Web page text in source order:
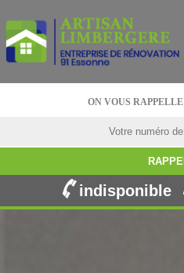
ON VOUS
indisponible